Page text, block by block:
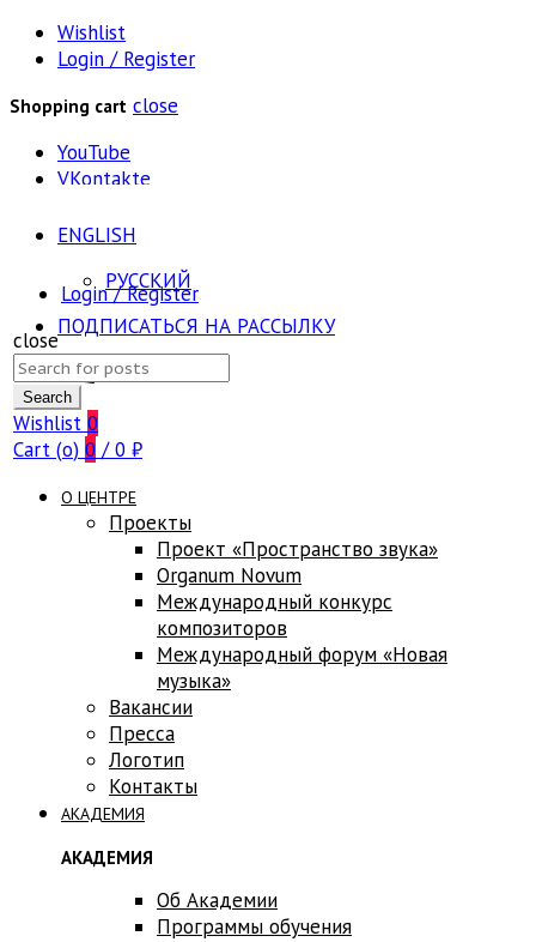
Wishlist
Login / Register
Shopping cart close
YouTube
VKontakte
ENGLISH
РУССКИЙ
ПОДПИСАТЬСЯ НА РАССЫЛКУ
FAQ
Login / Register
close
Search
for:
Search
Wishlist 0
Cart (o) 0 / 0 ₽
О ЦЕНТРЕ
Проекты
Проект «Пространство звука»
Оrganum Novum
Международный конкурс
композиторов
Международный форум «Новая
музыка»
Вакансии
Пресса
Логотип
Контакты
АКАДЕМИЯ
АКАДЕМИЯ
Об Академии
Программы обучения